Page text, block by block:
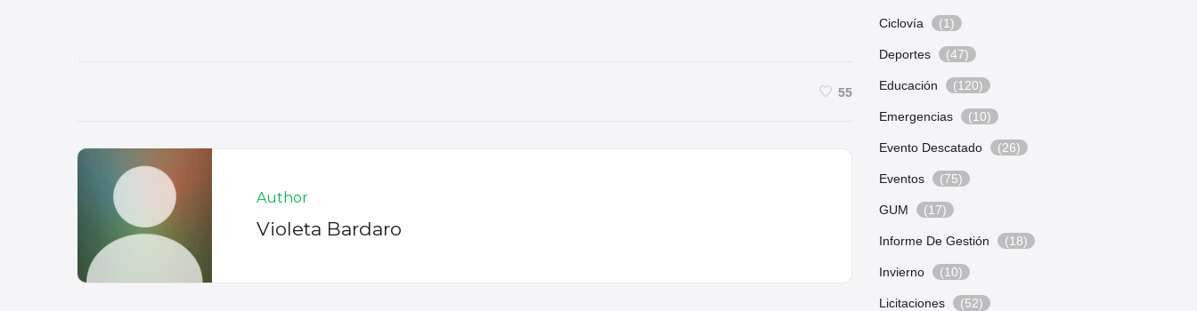
55
Author
Violeta Bardaro
Ciclovía (1)
Deportes (47)
Educación (120)
Emergencias (10)
Evento Descatado (26)
Eventos (75)
GUM (17)
Informe De Gestión (18)
Invierno (10)
Licitaciones (52)